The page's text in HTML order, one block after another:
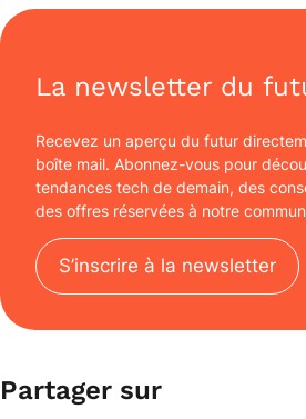
La newsletter du
Recevez un aperçu du futur
boîte mail. Abonnez-vous pour
tendances tech de demain, des
des offres réservées à notre
S’inscrire à la newsletter
Partager sur